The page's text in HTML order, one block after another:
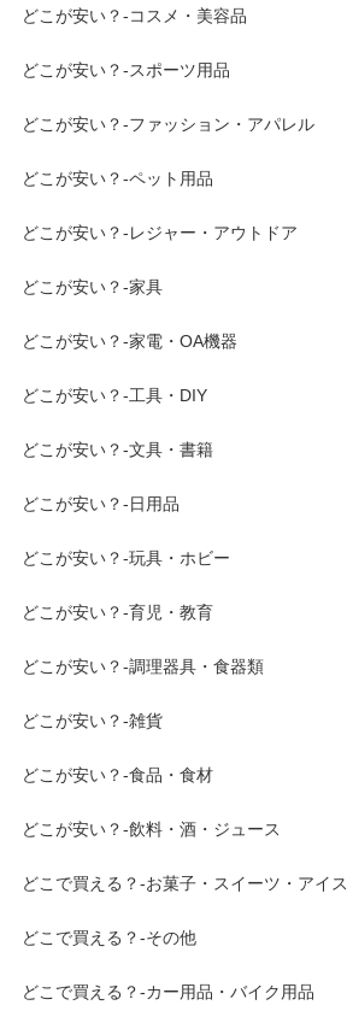
どこが安い？-コスメ・美容品
どこが安い？-スポーツ用品
どこが安い？-ファッション・アパレル
どこが安い？-ペット用品
どこが安い？-レジャー・アウトドア
どこが安い？-家具
どこが安い？-家電・OA機器
どこが安い？-工具・DIY
どこが安い？-文具・書籍
どこが安い？-日用品
どこが安い？-玩具・ホビー
どこが安い？-育児・教育
どこが安い？-調理器具・食器類
どこが安い？-雑貨
どこが安い？-食品・食材
どこが安い？-飲料・酒・ジュース
どこで買える？-お菓子・スイーツ・アイス
どこで買える？-その他
どこで買える？-カー用品・バイク用品